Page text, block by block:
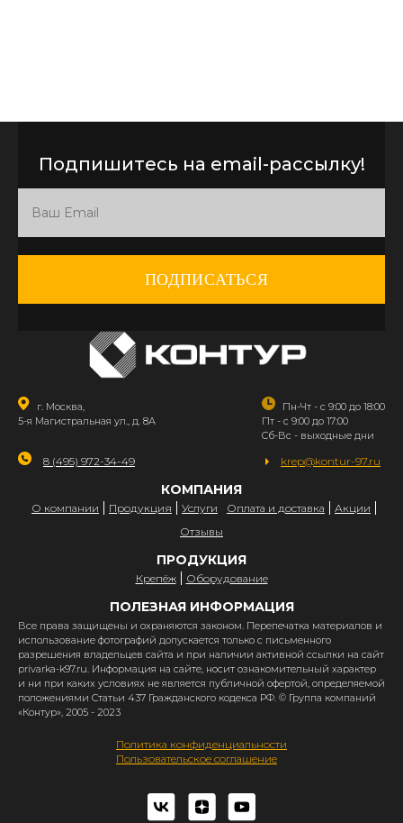
Подпишитесь на email-рассылку!
ПОДПИСАТЬСЯ
г. Москва,
5-я Магистральная ул., д. 8А
Пн-Чт - с 9:00 до 18:00
Пт - с 9:00 до 17:00
Сб-Вс - выходные дни
8 (495) 972-34-49 krep@kontur-97.ru
КОМПАНИЯ
О компании Продукция Услуги Оплата и доставка
Акции
Отзывы
ПРОДУКЦИЯ
Крепёж Оборудование
ПОЛЕЗНАЯ ИНФОРМАЦИЯ
Все права защищены и охраняются законом. Перепечатка материалов и
использование фотографий допускается только с письменного
разрешения владельцев сайта и при наличии активной ссылки на сайт
privarka-k97.ru. Информация на сайте, носит ознакомительный характер
и ни при каких условиях не является публичной офертой, определяемой
положениями Статьи 437 Гражданского кодекса РФ. © Группа компаний
«Контур», 2005 - 2023
Политика конфиденциальности
Пользовательское соглашение